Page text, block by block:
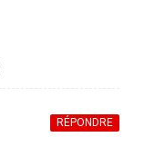
RÉPONDRE